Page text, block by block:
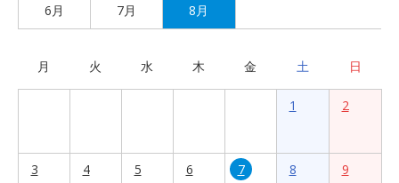
6月 7月 8月
月 火 水 木 金 土 日
1 2
3 4 5 6 7 8 9